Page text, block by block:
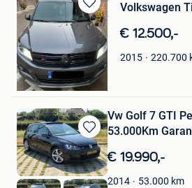
Bewaren
in
Mijn
Favorieten
Volkswagen
€ 12.500,-
2015 220.700
Robin
Heers
Bewaren
in
Mijn
Favorieten
Vw Golf 7 GTI
53.000Km
€ 19.990,-
2014 53.000 km